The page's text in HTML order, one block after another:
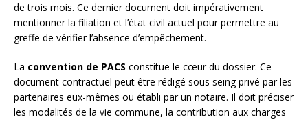
de trois mois. Ce dernier document doit impérativement
mentionner la filiation et l’état civil actuel pour permettre au
greffe de vérifier l’absence d’empêchement.
La convention de PACS constitue le cœur du dossier. Ce
document contractuel peut être rédigé sous seing privé par les
partenaires eux-mêmes ou établi par un notaire. Il doit préciser
les modalités de la vie commune, la contribution aux charges